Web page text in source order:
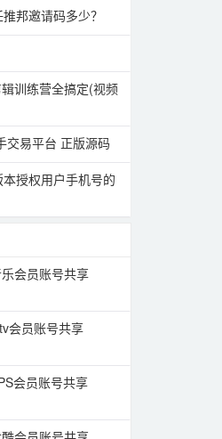
邦邀请码多少？
训练营全搞定(视频
交易平台 正版源码
授权用户手机号的
会员账号共享
会员账号共享
会员账号共享